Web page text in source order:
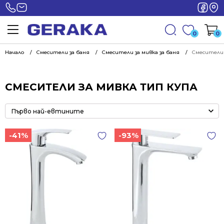
0 0
Начало Смесители за баня Смесители за мивка за баня Смесители
СМЕСИТЕЛИ ЗА МИВКА ТИП КУПА
-41% -93%